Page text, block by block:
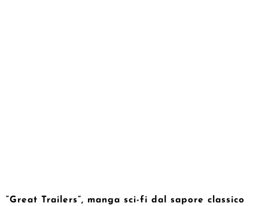
“Great Trailers”, manga sci-fi dal sapore classico